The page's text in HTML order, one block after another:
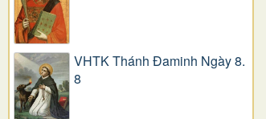
VHTK Thánh Đaminh Ngày 8.
8